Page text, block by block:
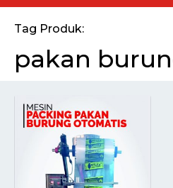
Tag Produk:
pakan